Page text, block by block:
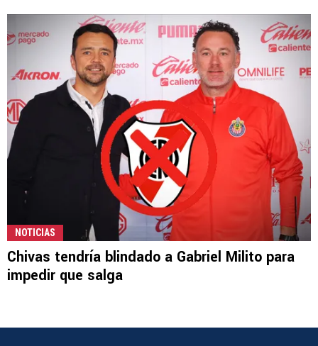
NOTICIAS
Chivas tendría blindado a Gabriel Milito para
impedir que salga